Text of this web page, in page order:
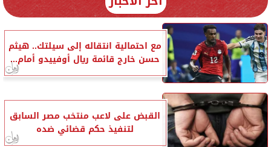
مع احتمالية انتقاله إلى سيلتك.. هيثم
حسن خارج قائمة ريال أوفييدو أمام...
القبض على لاعب منتخب مصر السابق
لتنفيذ حكم قضائي ضده